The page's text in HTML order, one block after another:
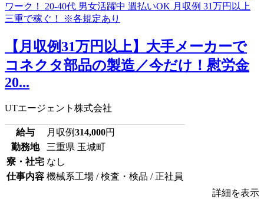
【月収例31万円以上】大手メーカーで
コネクタ部品の製造／今だけ！慰労金
20...
UTエージェント株式会社
給与 月収例314,000円
勤務地
三重県 玉城町
寮・社宅 なし
仕事内容 機械系工場 / 検査・検品 / 正社員
詳細を表示